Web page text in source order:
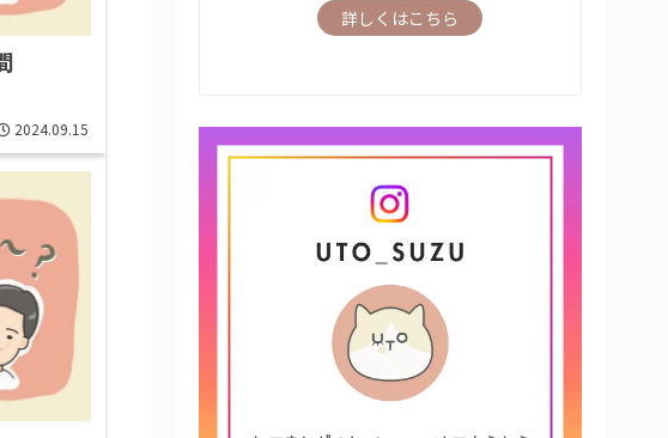
2024.09.15
詳しくはこちら